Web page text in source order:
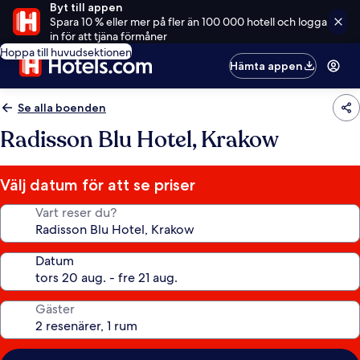
Byt till appen
Spara 10 % eller mer på fler än 100 000 hotell och logga
in för att tjäna förmåner
Hoppa till huvudsektionen
Hämta appen
Se alla boenden
Radisson Blu Hotel, Krakow
Välj datum för att se priser
Vart reser du?
Datum
Gäster